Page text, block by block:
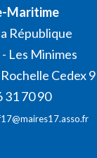
Maritime
République
- Les Minimes
Cedex 9
31 70 90